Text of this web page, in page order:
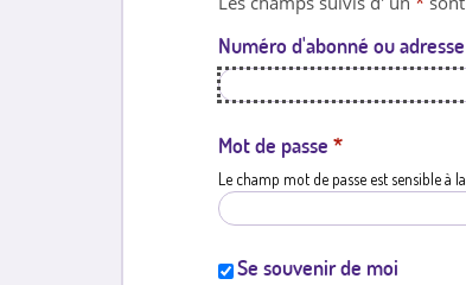
Numéro d'abonné ou
Mot de passe *
Le champ mot de passe est sensible à
Se souvenir de moi